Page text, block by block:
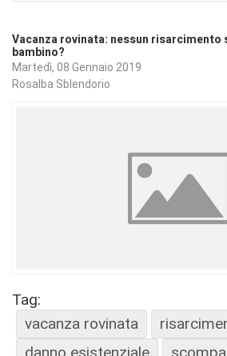
Vacanza rovinata: nessun risarcimento
bambino?
Martedì, 08 Gennaio 2019
Rosalba Sblendorio
Tag:
vacanza rovinata